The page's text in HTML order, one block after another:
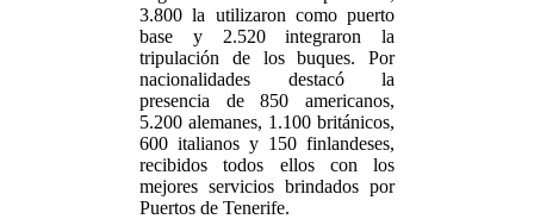
3.800 la utilizaron como puerto
base y 2.520 integraron la
tripulación de los buques. Por
nacionalidades destacó la
presencia de 850 americanos,
5.200 alemanes, 1.100 británicos,
600 italianos y 150 finlandeses,
recibidos todos ellos con los
mejores servicios brindados por
Puertos de Tenerife.